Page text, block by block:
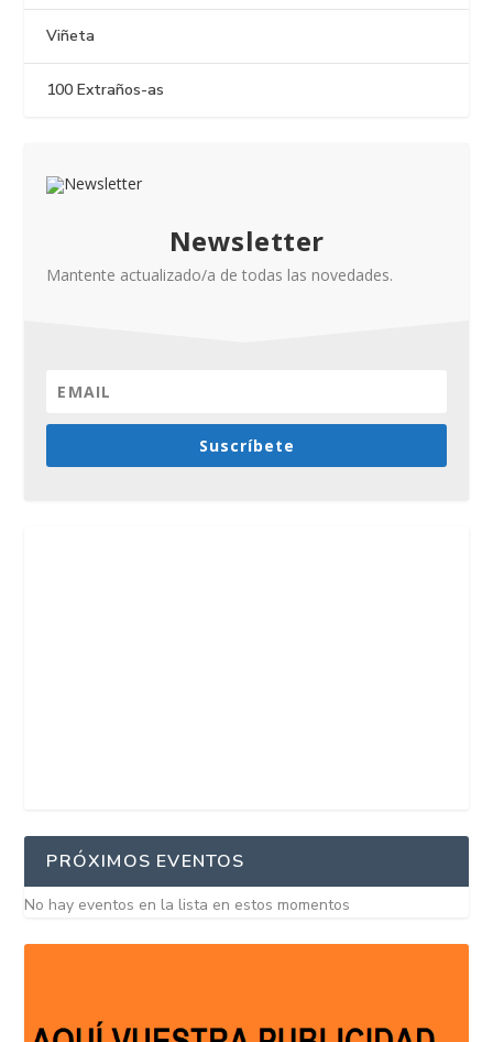
Viñeta
100 Extraños-as
Newsletter
Mantente actualizado/a de todas las novedades.
Suscríbete
PRÓXIMOS EVENTOS
No hay eventos en la lista en estos momentos